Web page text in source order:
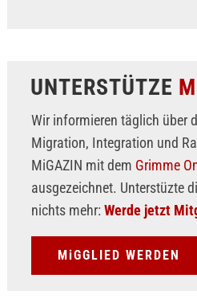
UNTERSTÜTZE
Wir informieren täglich über
Migration, Integration und
MiGAZIN mit dem Grimme
ausgezeichnet. Unterstüzte
nichts mehr: Werde jetzt
MiGGLIED WERDEN